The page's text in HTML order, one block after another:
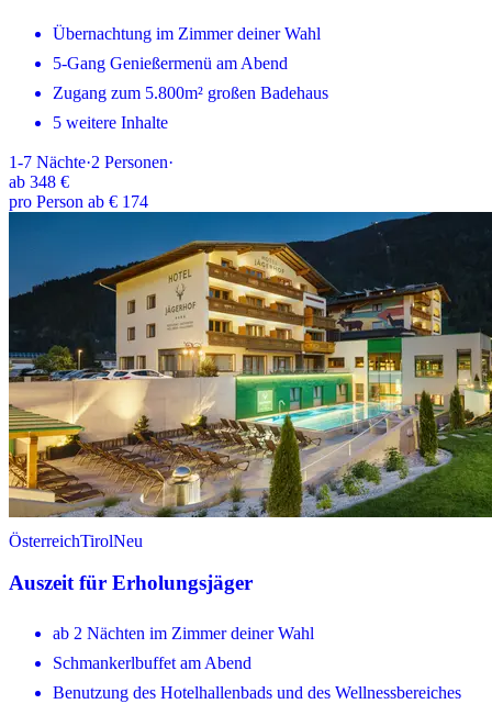
Übernachtung im Zimmer deiner Wahl
5-Gang Genießermenü am Abend
Zugang zum 5.800m² großen Badehaus
5 weitere Inhalte
1-7 Nächte·2 Personen·
ab 348 €
pro Person ab € 174
ÖsterreichTirolNeu
Auszeit für Erholungsjäger
ab 2 Nächten im Zimmer deiner Wahl
Schmankerlbuffet am Abend
Benutzung des Hotelhallenbads und des Wellnessbereiches